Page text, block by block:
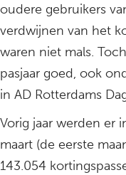
oudere gebruikers
verdwijnen van het
waren niet mals.
pasjaar goed, ook
in AD Rotterdams
Vorig jaar werden er
maart (de eerste
143.054